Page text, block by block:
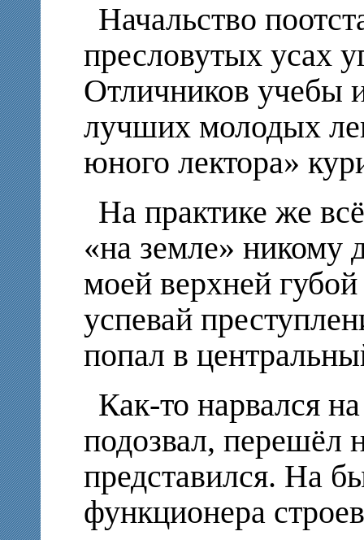
Начальство
пресловутых усах
Отличников учебы
лучших молодых
юного лектора»
На практике же
«на земле» никому
моей верхней
успевай
попал в
Как-то нарвался
подозвал, перешёл
представился. На
функционера